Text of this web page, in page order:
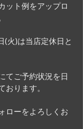
ット例をアップロ
(火)は当店定休日と
てご予約状況を日
ります。
ローをよろしくお